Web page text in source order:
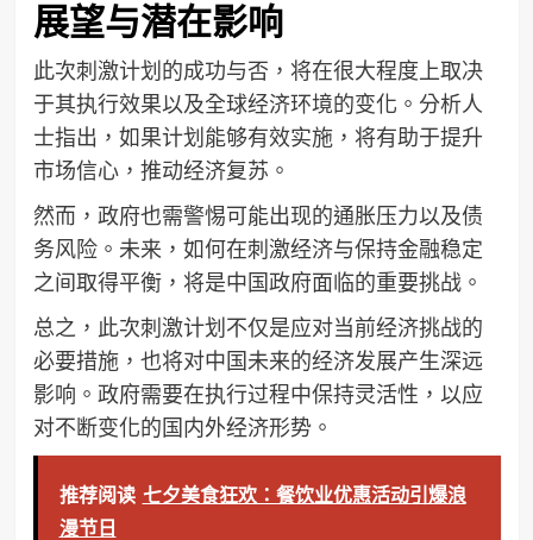
展望与潜在影响
此次刺激计划的成功与否，将在很大程度上取决
于其执行效果以及全球经济环境的变化。分析人
士指出，如果计划能够有效实施，将有助于提升
市场信心，推动经济复苏。
然而，政府也需警惕可能出现的通胀压力以及债
务风险。未来，如何在刺激经济与保持金融稳定
之间取得平衡，将是中国政府面临的重要挑战。
总之，此次刺激计划不仅是应对当前经济挑战的
必要措施，也将对中国未来的经济发展产生深远
影响。政府需要在执行过程中保持灵活性，以应
对不断变化的国内外经济形势。
推荐阅读 七夕美食狂欢：餐饮业优惠活动引爆浪
漫节日